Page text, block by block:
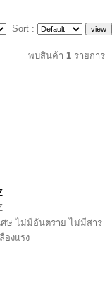
Sort :
พบสินค้า 1 รายการ
ษ ไม่มีอันตราย ไม่มีสาร
องแรง